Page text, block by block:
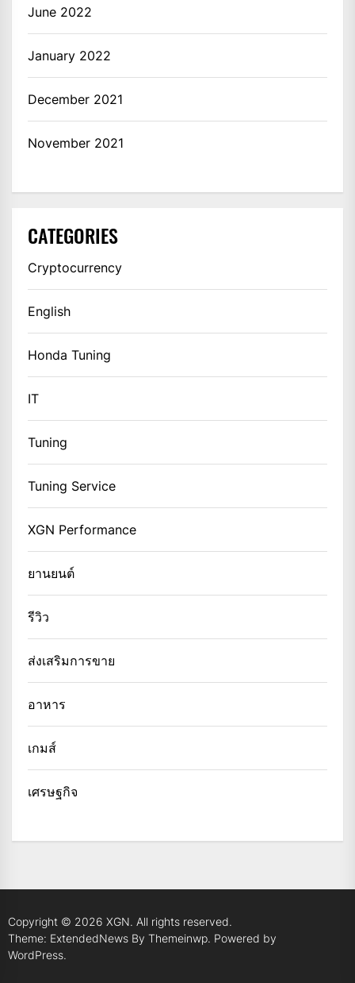
June 2022
January 2022
December 2021
November 2021
CATEGORIES
Cryptocurrency
English
Honda Tuning
IT
Tuning
Tuning Service
XGN Performance
ยานยนต์
รีวิว
ส่งเสริมการขาย
อาหาร
เกมส์
เศรษฐกิจ
Copyright © 2026 XGN. All rights reserved.
Theme: ExtendedNews By Themeinwp. Powered by
WordPress.